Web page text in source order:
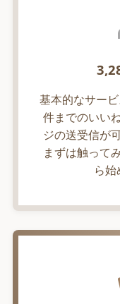
基本的なサー
件までのいい
ジの送受信が
まずは触って
ら始